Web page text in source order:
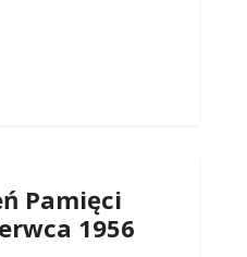
Pamięci
1956